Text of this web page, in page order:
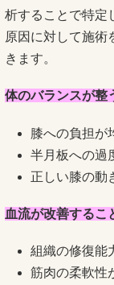
析することで特定
原因に対して施術
きます。
体のバランスが整
膝への負担が
半月板への過
正しい膝の動
血流が改善するこ
組織の修復能
筋肉の柔軟性